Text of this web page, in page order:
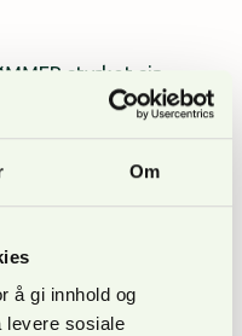
Om
å gi innhold og
levere sosiale
styrket sin
deler av landet,
løftes, sier
har, siden
har hele